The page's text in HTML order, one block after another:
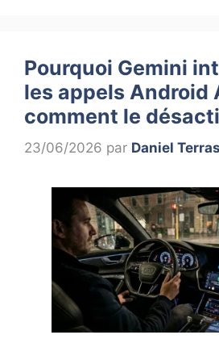
Pourquoi Gemini
les appels Android
comment le
23/06/2026 par Daniel